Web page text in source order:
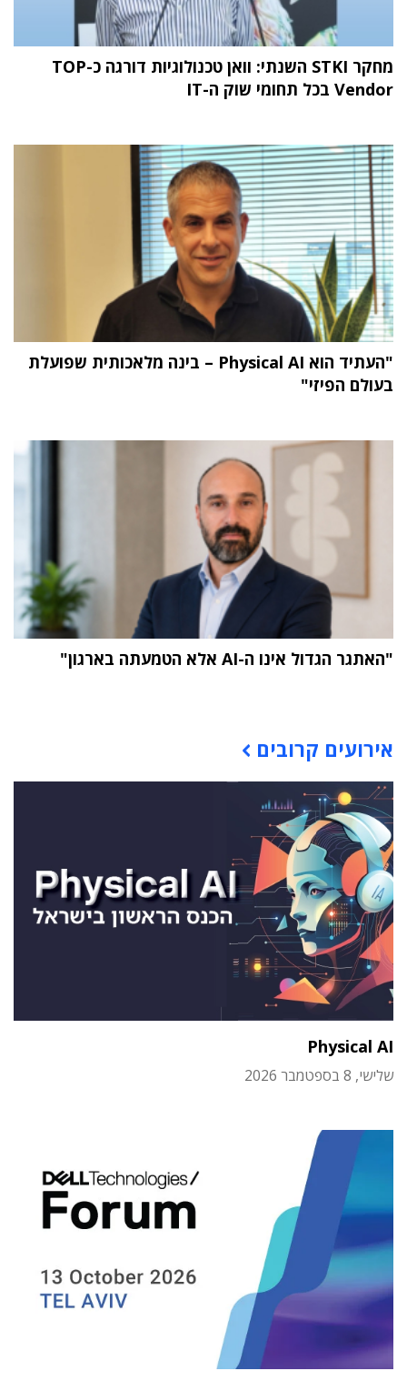
מחקר STKI השנתי: וואן טכנולוגיות דורגה כ-TOP
Vendor בכל תחומי שוק ה-IT
"העתיד הוא Physical AI – בינה מלאכותית שפועלת
בעולם הפיזי"
"האתגר הגדול אינו ה-AI אלא הטמעתה בארגון"
אירועים קרובים
Physical AI
שלישי, 8 בספטמבר 2026